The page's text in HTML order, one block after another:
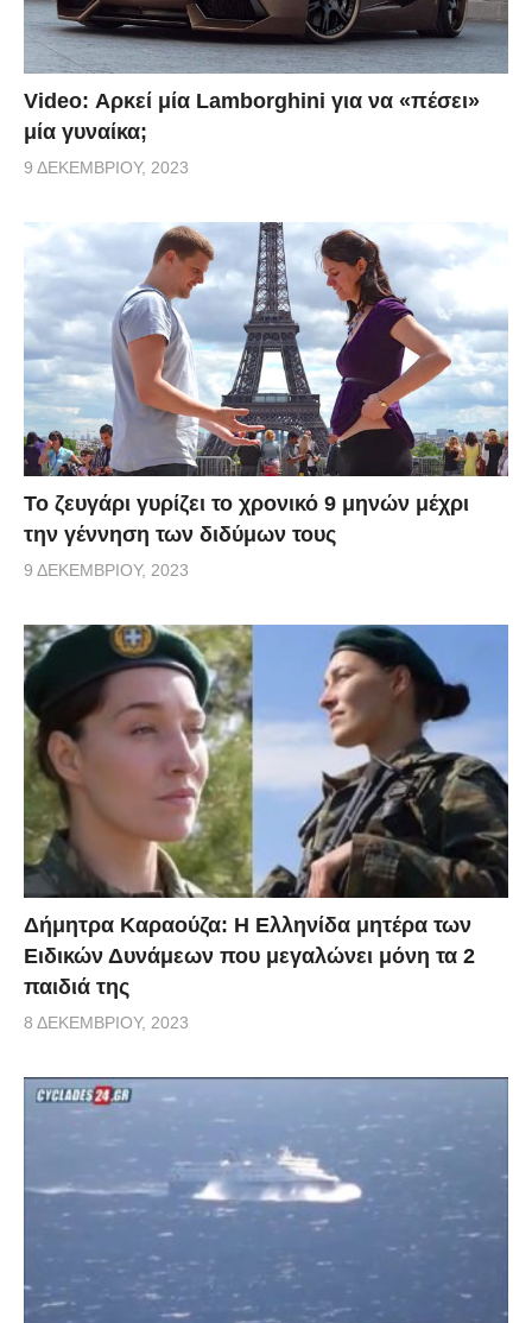
Video: Αρκεί μία Lamborghini για να «πέσει»
μία γυναίκα;
9 ΔΕΚΕΜΒΡΊΟΥ, 2023
Το ζευγάρι γυρίζει το χρονικό 9 μηνών μέχρι
την γέννηση των διδύμων τους
9 ΔΕΚΕΜΒΡΊΟΥ, 2023
Δήμητρα Καραούζα: Η Ελληνίδα μητέρα των
Ειδικών Δυνάμεων που μεγαλώνει μόνη τα 2
παιδιά της
8 ΔΕΚΕΜΒΡΊΟΥ, 2023